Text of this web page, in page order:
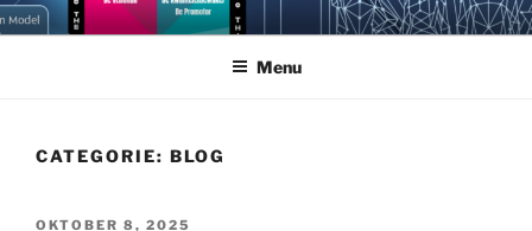
Ga
naarNEUROGRAM
Doorgrond jezelf en anderen met Cybernetic Big Five Theory
Menu
CATEGORIE: BLOG
GEPLAATST
OKTOBER 8, 2025